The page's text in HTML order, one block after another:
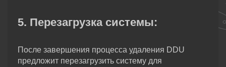
5. Перезагрузка системы:
После завершения процесса удаления DDU
предложит перезагрузить систему для